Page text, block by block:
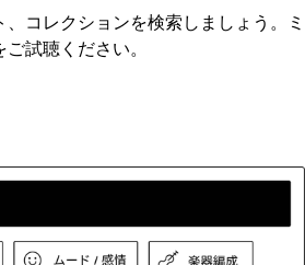
コレクションを検索しましょう。ミ
試聴ください。